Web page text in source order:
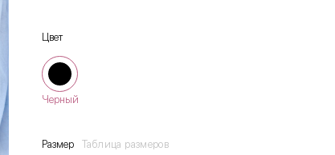
Цвет
Черный
Размер Таблица размеров